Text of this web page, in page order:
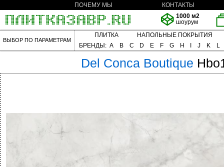
ПОЧЕМУ МЫ
КОНТАКТЫ
1000 м2
шоурум
ВЫБОР ПО ПАРАМЕТРАМ
ПЛИТКА
НАПОЛЬНЫЕ ПОКРЫТИЯ
БРЕНДЫ: A B C D E F G H J K L
Del Conca Boutique